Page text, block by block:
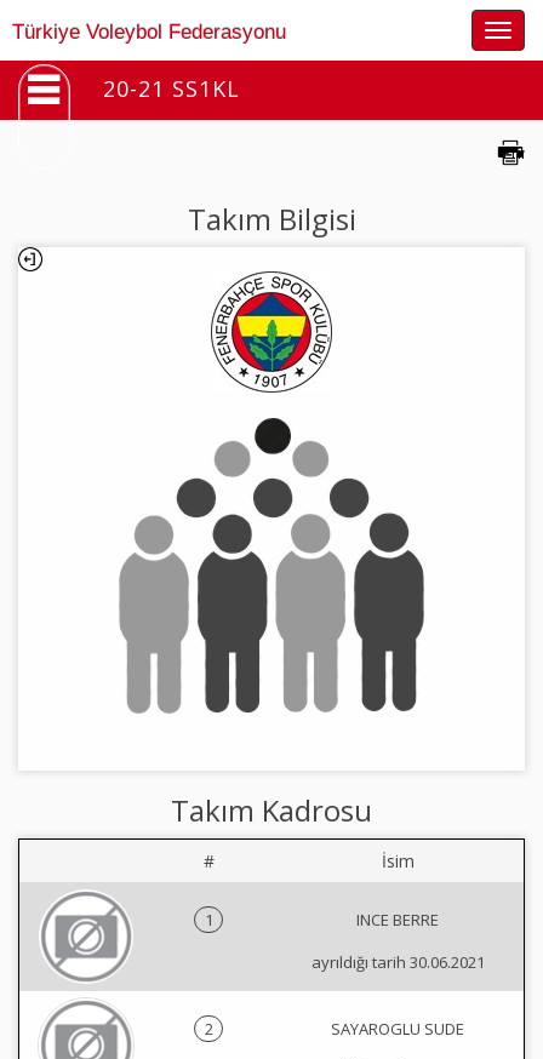
Türkiye Voleybol Federasyonu
20-21 SS1KL
Takım Bilgisi
Takım Kadrosu
# İsim
1
INCE BERRE
ayrıldığı tarih 30.06.2021
2
SAYAROGLU SUDE